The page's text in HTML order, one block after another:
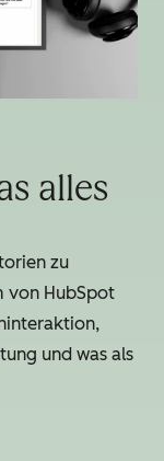
alles
zu
von HubSpot
und was als